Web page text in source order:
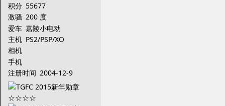
积分 55677
激骚 200 度
爱车 嘉陵小电动
主机 PS2/PSP/XO
相机
手机
注册时间 2004-12-9